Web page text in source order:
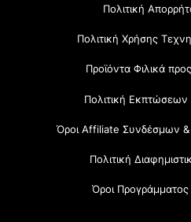
Πολιτική
Πολιτική Χρήσης
Προϊόντα Φιλικά
Πολιτική
Όροι Affiliate Συνδέσμων &
Πολιτική
Όροι